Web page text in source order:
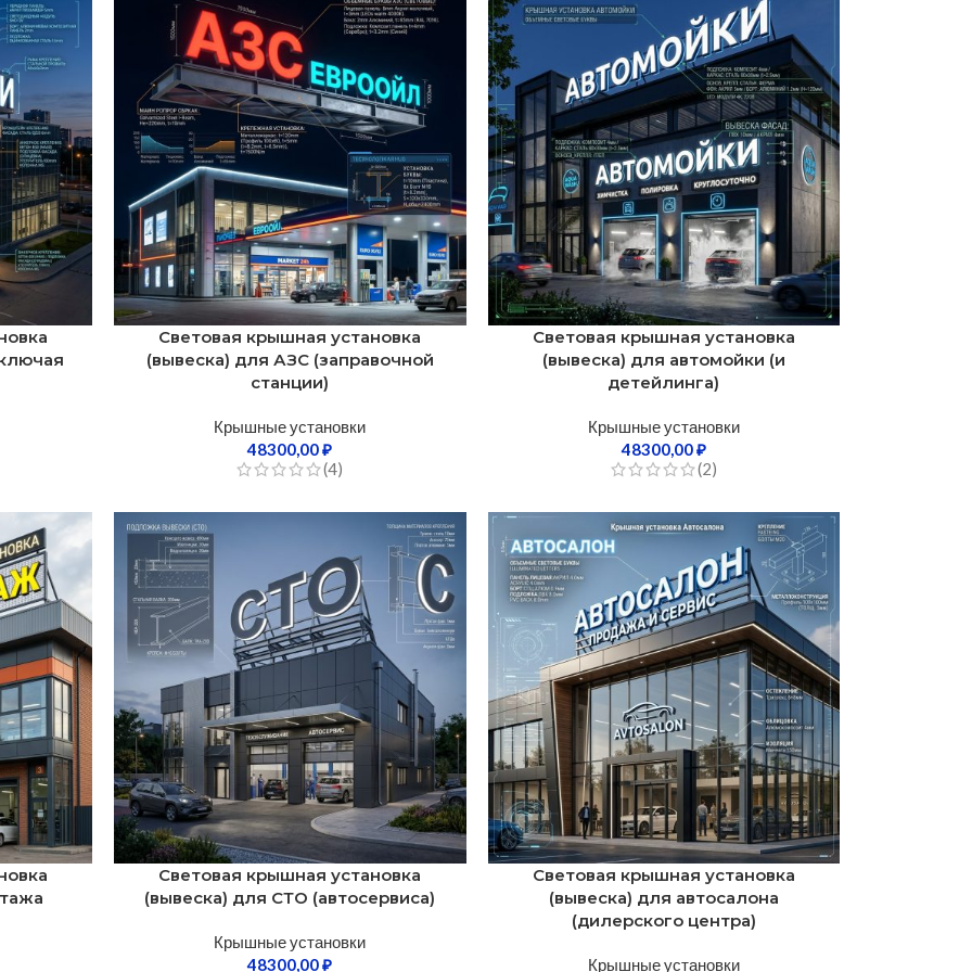
Световая крышная установка
(вывеска) для АЗС (заправочной
станции)
Крышные установки
48300,00₽
(4)
Световая крышная установка
(вывеска) для автомойки (и
детейлинга)
Крышные установки
48300,00₽
(2)
Световая крышная установка
(вывеска) для СТО (автосервиса)
Крышные установки
48300,00₽
Световая крышная установка
(вывеска) для автосалона
(дилерского центра)
Крышные установки